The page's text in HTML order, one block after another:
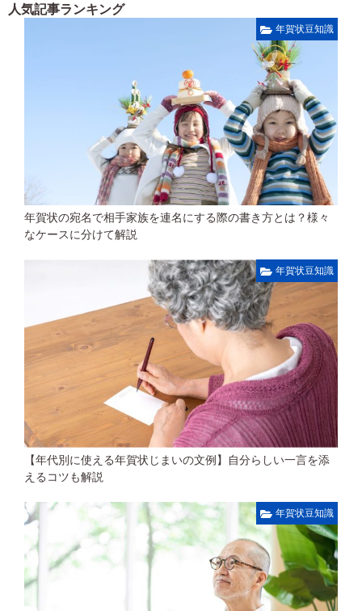
人気記事ランキング
年賀状豆知識
年賀状の宛名で相手家族を連名にする際の書き方とは？様々
なケースに分けて解説
年賀状豆知識
【年代別に使える年賀状じまいの文例】自分らしい一言を添
えるコツも解説
年賀状豆知識